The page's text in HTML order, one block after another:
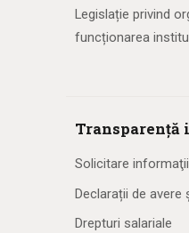
Legislație privind
funcționarea
Solicitare
Declarații de avere
Drepturi salariale